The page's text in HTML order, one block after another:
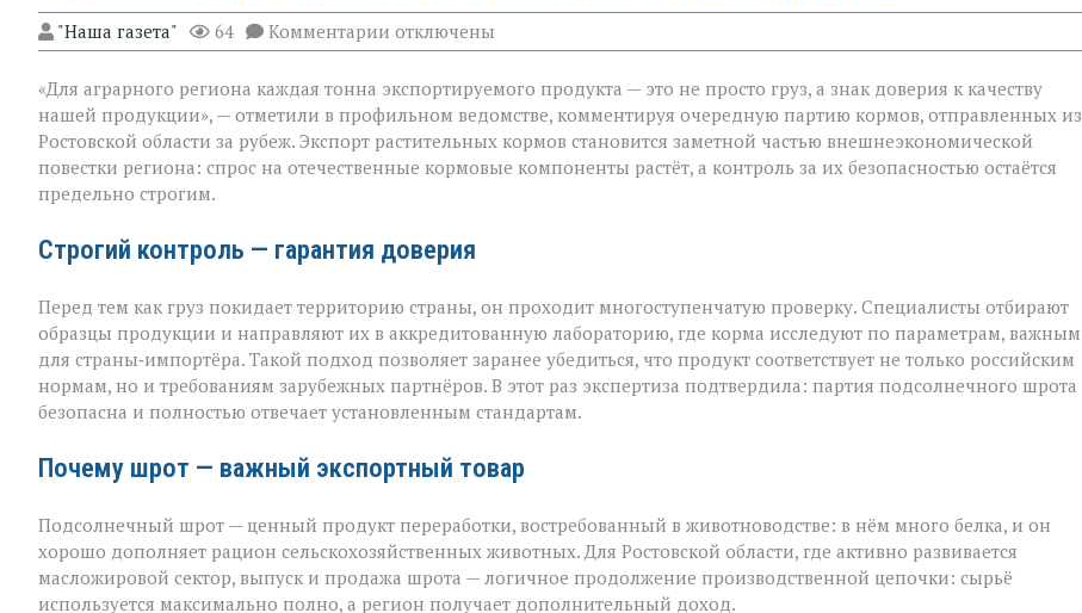
"Наша газета" 64 Комментарии к
записи
шрот
выходит
международный
уровень»
отключены
«Для аграрного региона каждая тонна экспортируемого продукта — это не просто груз, а знак доверия к качеству
нашей продукции», — отметили в профильном ведомстве, комментируя очередную партию кормов, отправленных из
Ростовской области за рубеж. Экспорт растительных кормов становится заметной частью внешнеэкономической
повестки региона: спрос на отечественные кормовые компоненты растёт, а контроль за их безопасностью остаётся
предельно строгим.
Строгий контроль — гарантия доверия
Перед тем как груз покидает территорию страны, он проходит многоступенчатую проверку. Специалисты отбирают
образцы продукции и направляют их в аккредитованную лабораторию, где корма исследуют по параметрам, важным
для страны‑импортёра. Такой подход позволяет заранее убедиться, что продукт соответствует не только российским
нормам, но и требованиям зарубежных партнёров. В этот раз экспертиза подтвердила: партия подсолнечного шрота
безопасна и полностью отвечает установленным стандартам.
Почему шрот — важный экспортный товар
Подсолнечный шрот — ценный продукт переработки, востребованный в животноводстве: в нём много белка, и он
хорошо дополняет рацион сельскохозяйственных животных. Для Ростовской области, где активно развивается
масложировой сектор, выпуск и продажа шрота — логичное продолжение производственной цепочки: сырьё
используется максимально полно, а регион получает дополнительный доход.